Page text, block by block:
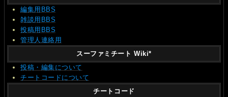
編集用BBS
雑談用BBS
投稿用BBS
管理人連絡用
スーファミチート Wiki*
投稿・編集について
チートコードについて
チートコード